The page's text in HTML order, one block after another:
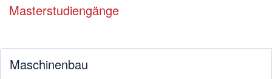
Masterstudiengänge
Maschinenbau